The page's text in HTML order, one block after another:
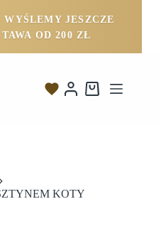
WYŚLEMY JESZCZE
OD 200 ZŁ
KOTY